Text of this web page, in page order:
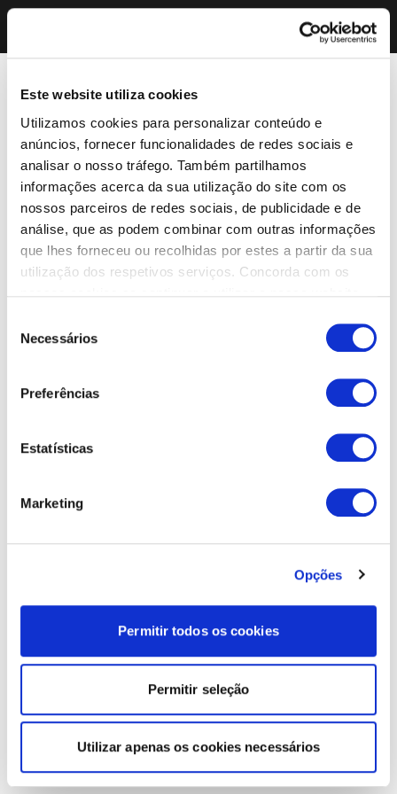
Este website utiliza cookies
Utilizamos cookies para personalizar conteúdo e
anúncios, fornecer funcionalidades de redes sociais e
analisar o nosso tráfego. Também partilhamos
informações acerca da sua utilização do site com os
nossos parceiros de redes sociais, de publicidade e de
análise, que as podem combinar com outras informações
que lhes forneceu ou recolhidas por estes a partir da sua
utilização dos respetivos serviços. Concorda com os
Necessários
Preferências
Estatísticas
Marketing
Opções
Permitir todos os cookies
Permitir seleção
Utilizar apenas os cookies necessários